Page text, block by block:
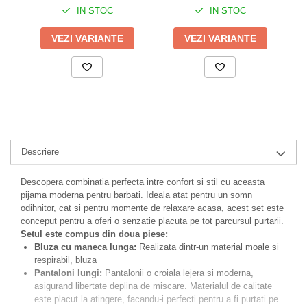
IN STOC
VEZI VARIANTE
IN STOC
VEZI VARIANTE
Descriere
Descopera combinatia perfecta intre confort si stil cu aceasta
pijama moderna pentru barbati. Ideala atat pentru un somn
odihnitor, cat si pentru momente de relaxare acasa, acest set este
conceput pentru a oferi o senzatie placuta pe tot parcursul purtarii.
Setul este compus din doua piese:
Bluza cu maneca lunga: Realizata dintr-un material moale si
respirabil, bluza
Pantaloni lungi: Pantalonii o croiala lejera si moderna,
asigurand libertate deplina de miscare. Materialul de calitate
este placut la atingere, facandu-i perfecti pentru a fi purtati pe